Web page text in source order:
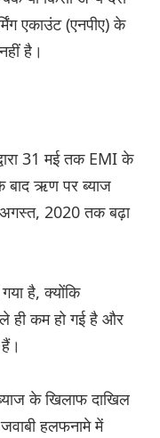
एकाउंट (एनपीए) के
है।
31 मई तक EMI के
बाद ऋण पर ब्याज
2020 तक बढ़ा
है, क्योंकि
ही कम हो गई है और
के खिलाफ दाखिल
हलफनामे में